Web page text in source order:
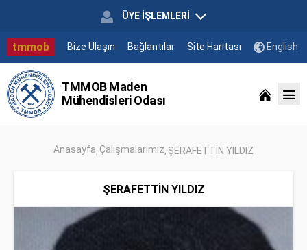
ÜYE İŞLEMLERİ
tmmob Bize Ulaşın Bağlantılar Site Haritası English
TMMOB Maden
Mühendisleri Odası
Anasayfa Çalışmalarımız ŞERAFETTİN YILDIZ
ŞERAFETTİN YILDIZ